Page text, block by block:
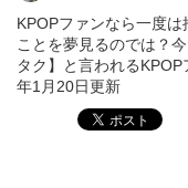
KPOPファンなら一度
ことを夢見るのでは？
タク】と言われる
年1月20日更新